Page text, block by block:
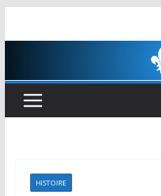
HISTOIRE